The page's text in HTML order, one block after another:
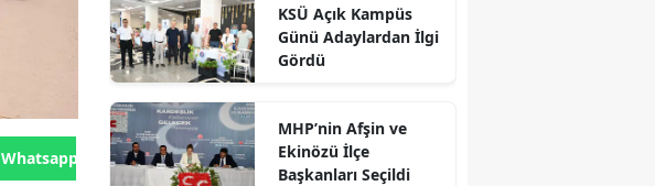
Whatsapp'tan Gönder
KSÜ Açık Kampüs
Günü Adaylardan İlgi
Gördü
MHP’nin Afşin ve
Ekinözü İlçe
Başkanları Seçildi